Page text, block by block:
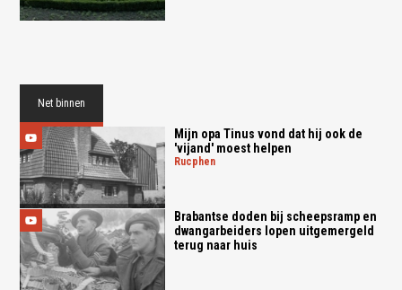
Net binnen
Mijn opa Tinus vond dat hij ook de
'vijand' moest helpen
rucphen
Brabantse doden bij scheepsramp en
dwangarbeiders lopen uitgemergeld
terug naar huis